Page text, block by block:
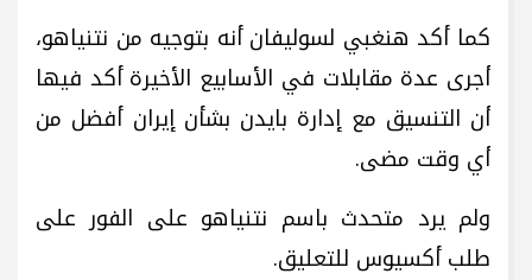
كما أكد هنغبي لسوليفان أنه بتوجيه من نتنياهو،
أجرى عدة مقابلات في الأسابيع الأخيرة أكد فيها
أن التنسيق مع إدارة بايدن بشأن إيران أفضل من
أي وقت مضى.
ولم يرد متحدث باسم نتنياهو على الفور على
طلب أكسيوس للتعليق.